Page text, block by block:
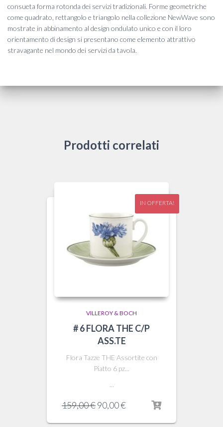
consueta forma rotonda dei servizi tradizionali. Forme geometriche
come quadrato, rettangolo e triangolo nella collezione NewWave sono
mostrate in abbinamento al design ondulato unico e con il loro
orientamento di design si presentano come elemento attrattivo
stravagante nel mondo dei servizi da tavola.
Prodotti correlati
IN OFFERTA!
VILLEROY & BOCH
# 6 FLORA THE C/P
ASS.TE
Flora Tazze THE Assortite con
Piatto 6 pz...
159,00€Il
90,00€Il